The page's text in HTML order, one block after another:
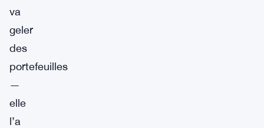
va
geler
des
portefeuilles
—
elle
l’a